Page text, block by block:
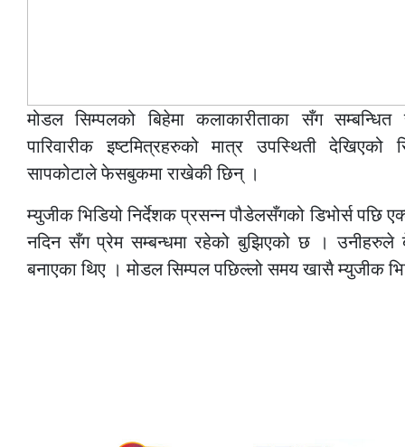
मोडल सिम्पलको बिहेमा कलाकारीताका सँग
पारिवारीक इष्टमित्रहरुको मात्र उपस्थिती
सापकोटाले फेसबुकमा राखेकी छिन् ।
म्युजीक भिडियो निर्देशक प्रसन्न पौडेलसँगको डिभोर्स पछि
नदिन सँग प्रेम सम्बन्धमा रहेको बुझिएको छ । उनीहरुले
बनाएका थिए । मोडल सिम्पल पछिल्लो समय खासै म्युजीक